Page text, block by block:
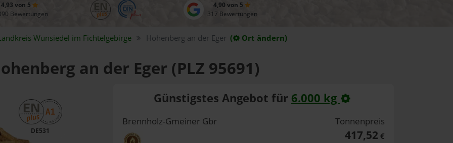
4,93 von 5
Bewertungen
4,90 von 5
317 Bewertungen
Wunsiedel im Fichtelgebirge Hohenberg an der Eger ( Ort ändern)
an der Eger (PLZ 95691)
DE531
Günstigstes Angebot für 6.000 kg
Brennholz-Gmeiner Gbr Tonnenpreis
417,52 €